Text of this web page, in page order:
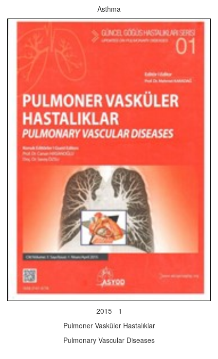
Asthma
2015 - 1
Pulmoner Vasküler Hastalıklar
Pulmonary Vascular Diseases